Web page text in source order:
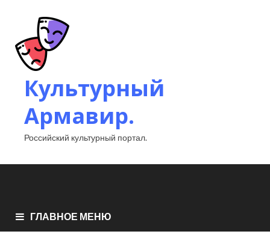
Культурный
Армавир.
Российский культурный портал.
ГЛАВНОЕ МЕНЮ